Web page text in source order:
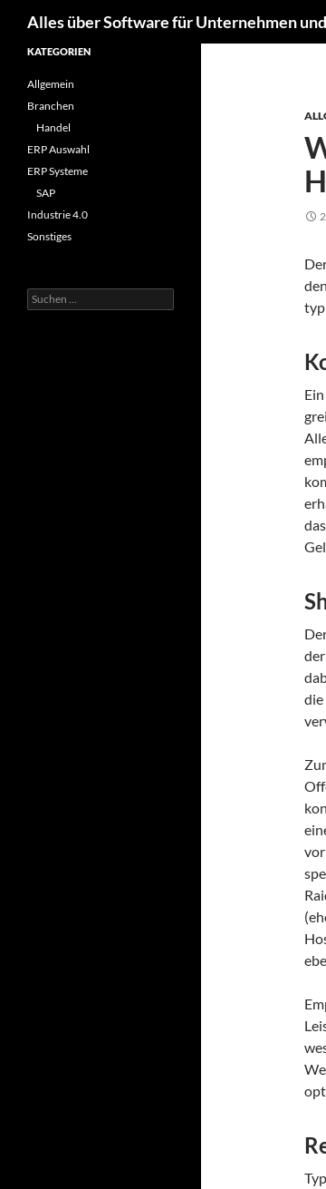
Zum
Alles über Software für Unternehmen
die
KATEGORIEN
Allgemein
Branchen
Handel
ERP Auswahl
ERP Systeme
SAP
Industrie 4.0
Sonstiges
Suchen
nach: